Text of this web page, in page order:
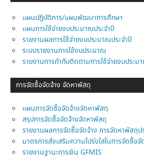
แผนปฎิบัติการ/แผนพัฒนาการศึกษา
แผนการใช้จ่ายงบประมาณประจำปี
รายงานผลการใช้จ่ายงบประมาณประจำปี
ระบบรายงานการใช้งบประมาณ
รายงานการกำกับติดตามการใช้จ่ายงบประ
การจัดซื้อจัดจ้าง จัดหาพัสดุ
แผนการจัดซื้อจัดจ้างจัดหาพัสดุ
สรุปการจัดซื้อจัดจ้างจัดหาพัสดุ
รายงานผลการจัดซื้อจัดจ้าง การจัดหาพัสดุป
มาตรการส่งเสริมความโปร่งใสในการจัดซื้อจั
รายงานฐานะการเงิน GFMIS